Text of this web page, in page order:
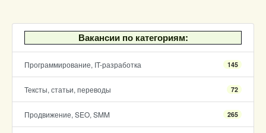
Вакансии по категориям:
Программирование, IT-разработка 145
Тексты, статьи, переводы 72
Продвижение, SEO, SMM 265